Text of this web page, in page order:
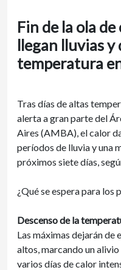
Fin de la ola
llegan lluvias y
temperatura
Tras días de altas
alerta a gran parte del
Aires (AMBA), el calor
períodos de lluvia y una
próximos siete días,
¿Qué se espera para los
Descenso de la
Las máximas dejarán de
altos, marcando un
varios días de calor